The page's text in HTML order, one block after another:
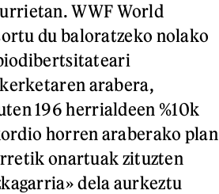
WWF World
du baloratzeko nolako
arabera,
196 herrialdeen %10k
horren araberako plan
onartuak zituzten
dela aurkeztu